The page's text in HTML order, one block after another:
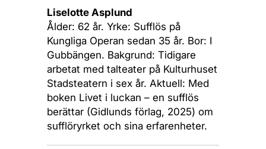
Liselotte Asplund
Ålder: 62 år. Yrke: Sufflös på
Kungliga Operan sedan 35 år. Bor: I
Gubbängen. Bakgrund: Tidigare
arbetat med talteater på Kulturhuset
Stadsteatern i sex år. Aktuell: Med
boken Livet i luckan – en sufflös
berättar (Gidlunds förlag, 2025) om
sufflöryrket och sina erfarenheter.